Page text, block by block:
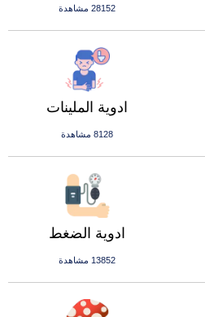
28152 مشاهدة
ادوية الملينات
8128 مشاهدة
ادوية الضغط
13852 مشاهدة